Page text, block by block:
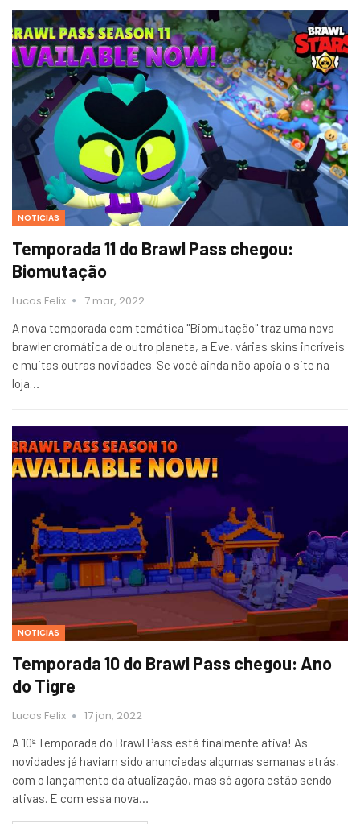
NOTICIAS
Temporada 11 do Brawl Pass chegou:
Biomutação
Lucas Felix 7 mar, 2022
A nova temporada com temática "Biomutação" traz uma nova
brawler cromática de outro planeta, a Eve, várias skins incríveis
e muitas outras novidades. Se você ainda não apoia o site na
loja…
NOTICIAS
Temporada 10 do Brawl Pass chegou: Ano
do Tigre
Lucas Felix 17 jan, 2022
A 10ª Temporada do Brawl Pass está finalmente ativa! As
novidades já haviam sido anunciadas algumas semanas atrás,
com o lançamento da atualização, mas só agora estão sendo
ativas. E com essa nova…